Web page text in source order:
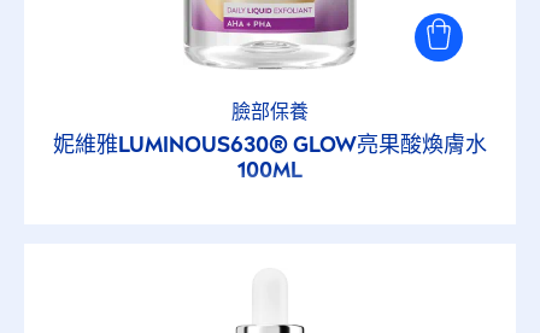
臉部保養
妮維雅LUMINOUS630® GLOW亮果酸煥膚水
100ML